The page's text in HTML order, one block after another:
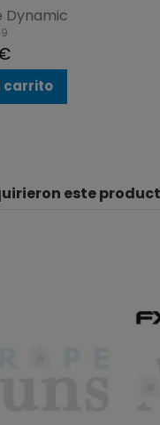
Dynamic
carrito
este